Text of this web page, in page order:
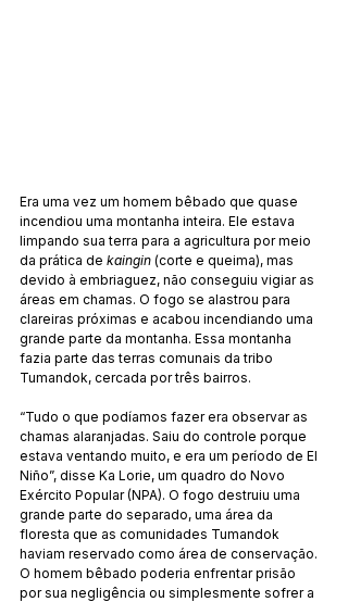
Era uma vez um homem bêbado que quase
incendiou uma montanha inteira. Ele estava
limpando sua terra para a agricultura por meio
da prática de kaingin (corte e queima), mas
devido à embriaguez, não conseguiu vigiar as
áreas em chamas. O fogo se alastrou para
clareiras próximas e acabou incendiando uma
grande parte da montanha. Essa montanha
fazia parte das terras comunais da tribo
Tumandok, cercada por três bairros.
“Tudo o que podíamos fazer era observar as
chamas alaranjadas. Saiu do controle porque
estava ventando muito, e era um período de El
Niño”, disse Ka Lorie, um quadro do Novo
Exército Popular (NPA). O fogo destruiu uma
grande parte do separado, uma área da
floresta que as comunidades Tumandok
haviam reservado como área de conservação.
O homem bêbado poderia enfrentar prisão
por sua negligência ou simplesmente sofrer a